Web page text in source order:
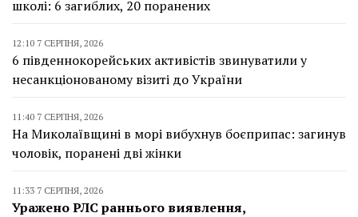
школі: 6 загиблих, 20 поранених
12:10 7 СЕРПНЯ, 2026
6 південнокорейських активістів звинуватили у
несанкціонованому візиті до України
11:40 7 СЕРПНЯ, 2026
На Миколаївщині в морі вибухнув боєприпас: загинув
чоловік, поранені дві жінки
11:33 7 СЕРПНЯ, 2026
Уражено РЛС раннього виявлення,